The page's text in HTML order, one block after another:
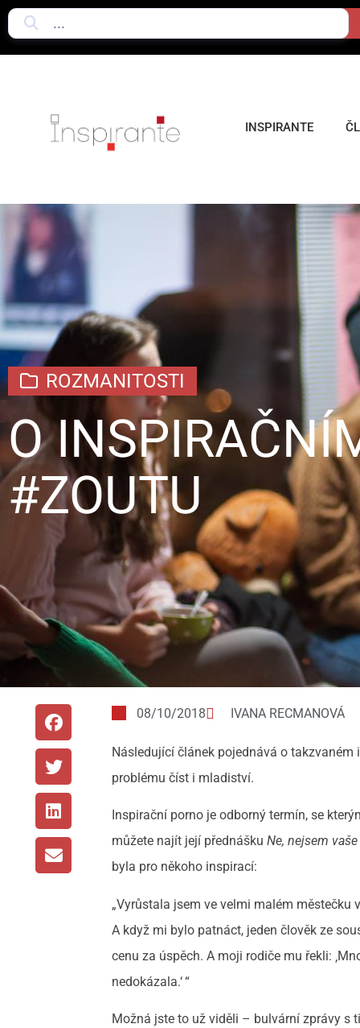
INSPIRANTE
ROZMANITOSTI
O
#ZOUTU
08/10/2018 IVANA RECMANOVÁ
Následující článek pojednává o
problému číst i mladiství.
Inspirační porno je odborný termín, se
můžete najít její přednáškuNe, nejsem
byla pro někoho inspirací:
„Vyrůstala jsem ve velmi malém
A když mi bylo patnáct, jeden člověk ze
cenu za úspěch. A moji rodiče mu řekli:
nedokázala.‘ “
Možná jste to už viděli – bulvární zprávy s